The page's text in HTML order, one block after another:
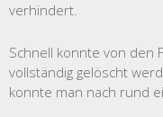
verhindert.
Schnell konnte von den
vollständig gelöscht
konnte man nach rund